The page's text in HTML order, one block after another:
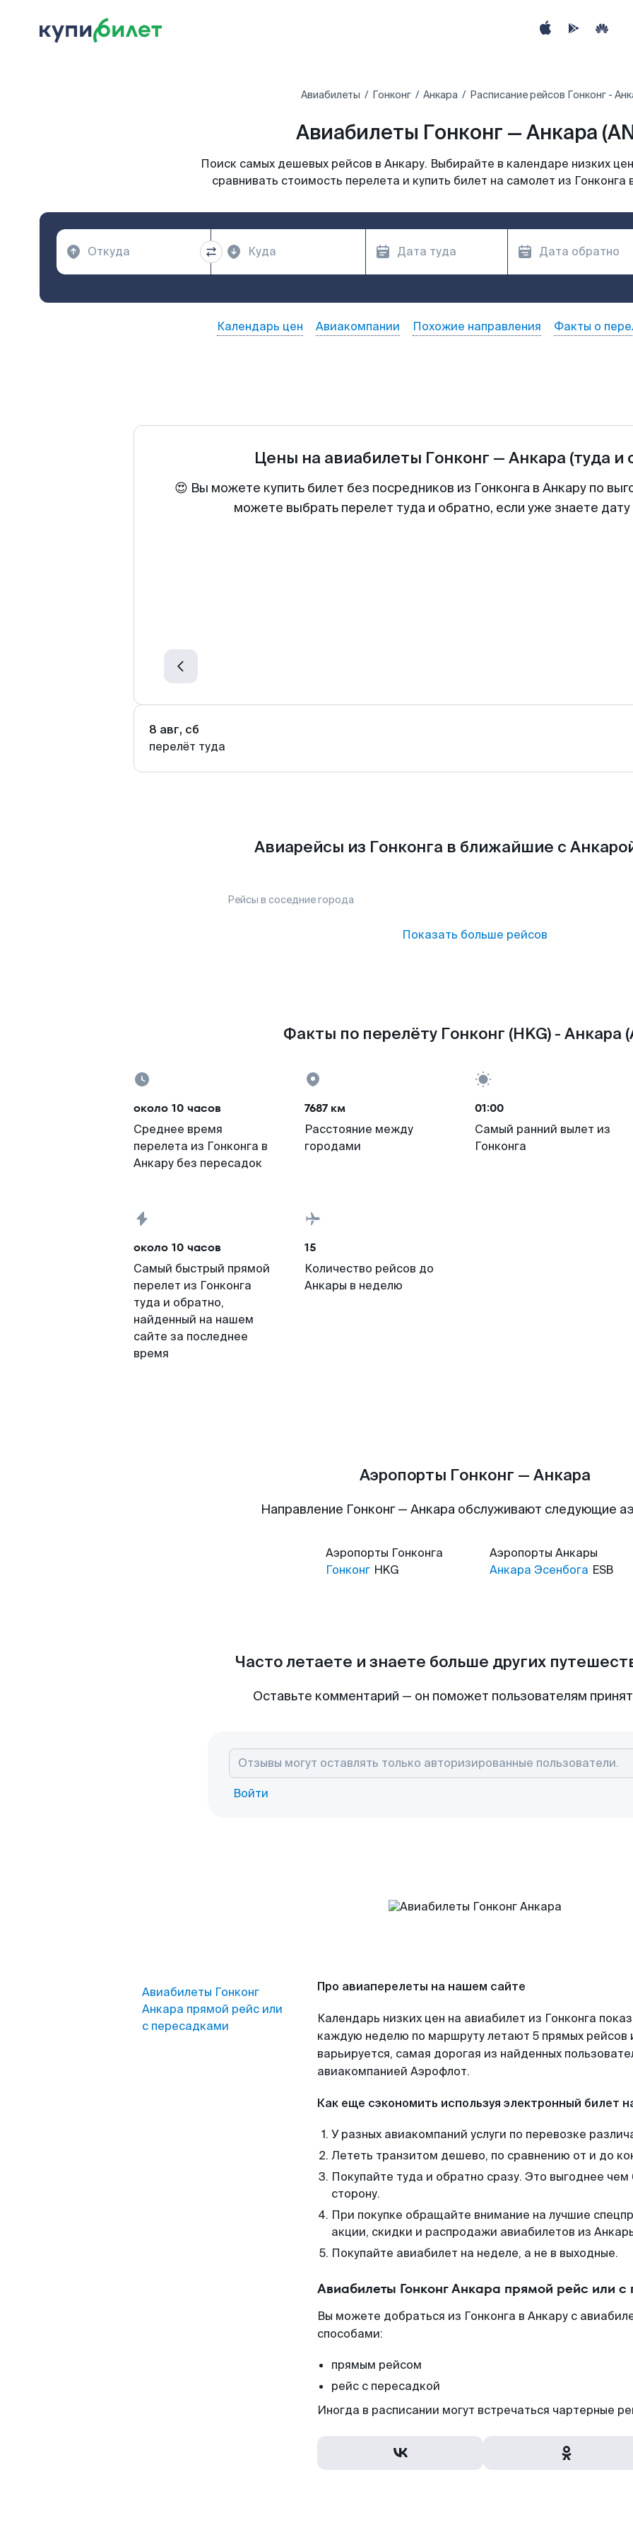
Авиабилеты Гонконг Анкара Расписание рейсов Гонконг -
Авиабилеты Гонконг — Анкара
Поиск самых дешевых рейсов в Анкару. Выбирайте в календаре низких
сравнивать стоимость перелета и купить билет на самолет из Гонконга
Календарь цен Авиакомпании Похожие направления Факты о
Цены на авиабилеты Гонконг — Анкара (туда и
😍 Вы можете купить билет без посредников из Гонконга в Анкару по
можете выбрать перелет туда и обратно, если уже знаете
8 авг, сб
перелёт туда
Авиарейсы из Гонконга в ближайшие с
Рейсы в соседние города
Показать больше рейсов
Факты по перелёту Гонконг (HKG) - Анкара
около 10 часов
Среднее время
перелета из Гонконга в
Анкару без пересадок
7687 км
Расстояние между
городами
01:00
Самый ранний вылет из
Гонконга
около 10 часов
Самый быстрый прямой
перелет из Гонконга
туда и обратно,
найденный на нашем
сайте за последнее
время
15
Количество рейсов до
Анкары в неделю
Аэропорты Гонконг — Анкара
Направление Гонконг — Анкара обслуживают следующие
Аэропорты Гонконга
Гонконг HKG
Аэропорты Анкары
Анкара Эсенбога ESB
Часто летаете и знаете больше других
Оставьте комментарий — он поможет пользователям
Войти
Авиабилеты Гонконг
Анкара прямой рейс или
с пересадками
Про авиаперелеты на нашем сайте
Календарь низких цен на авиабилет из Гонконга
каждую неделю по маршруту летают 5 прямых рейсов
варьируется, самая дорогая из найденных
авиакомпанией Аэрофлот.
Как еще сэкономить используя электронный билет
У разных авиакомпаний услуги по перевозке
Лететь транзитом дешево, по сравнению от и до
Покупайте туда и обратно сразу. Это выгоднее чем
сторону.
При покупке обращайте внимание на лучшие
акции, скидки и распродажи авиабилетов из
Покупайте авиабилет на неделе, а не в выходные.
Авиабилеты Гонконг Анкара прямой рейс или
Вы можете добраться из Гонконга в Анкару с
способами:
прямым рейсом
рейс с пересадкой
Иногда в расписании могут встречаться чартерные